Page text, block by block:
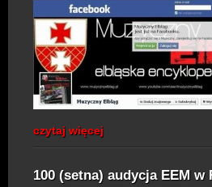
czytaj więcej
100 (setna) audycja EEM w